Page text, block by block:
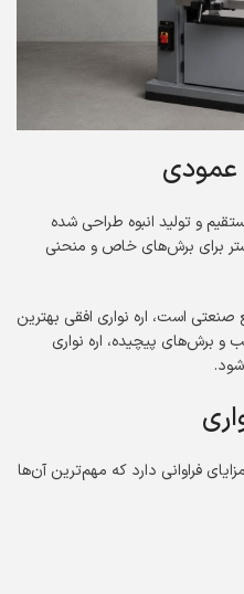
عمودی
و تولید انبوه طراحی شده
برای برش‌های خاص و منحنی
است، اره نواری افقی بهترین
و برش‌های پیچیده، اره نواری
فراوانی دارد که مهم‌ترین آن‌ها